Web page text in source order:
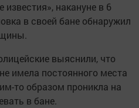
накануне в 6
в своей бане обнаружил
выяснили, что
имела постоянного места
то образом проникла на
в бане.